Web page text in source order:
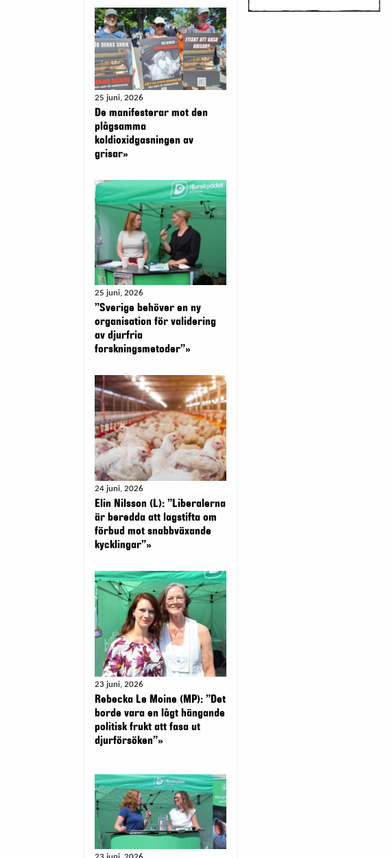
25 juni, 2026
De manifesterar mot den
plågsamma
koldioxidgasningen av
grisar»
25 juni, 2026
”Sverige behöver en ny
organisation för validering
av djurfria
forskningsmetoder”»
24 juni, 2026
Elin Nilsson (L): ”Liberalerna
är beredda att lagstifta om
förbud mot snabbväxande
kycklingar”»
23 juni, 2026
Rebecka Le Moine (MP): ”Det
borde vara en lågt hängande
politisk frukt att fasa ut
djurförsöken”»